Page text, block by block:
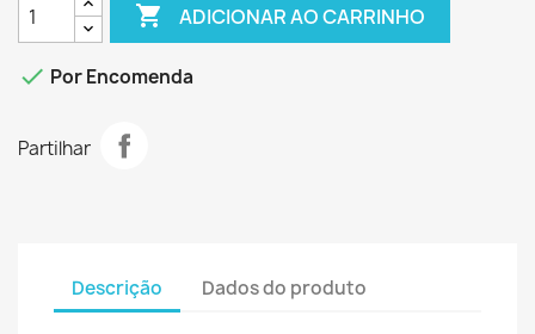
 ADICIONAR AO CARRINHO
 Por Encomenda
Partilhar
Descrição Dados do produto